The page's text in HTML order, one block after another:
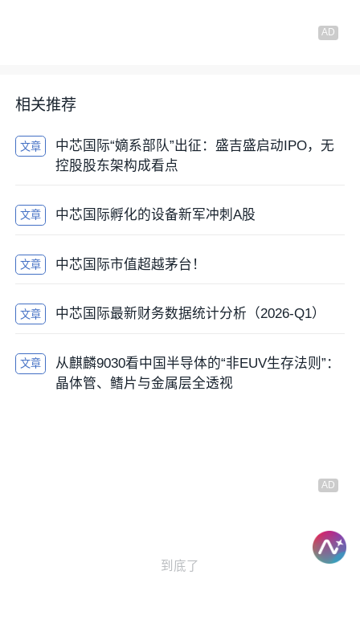
度量产，2023年将全产能生产。升级版3纳米制程将于
计将贡献中个数百分比（约4% -6%）营收，营收贡献
将高于5纳米制程量产第一年的贡献，客户产品设计定
如果中芯国际7nm制程还不能量产贡献收入，两者的
资本性支出方面，台积电和中芯国际比值相对稳定，
2019年-2022年的整体比值约为5。相比营业收入比值
10-11，两者差距相对小些。
相关推荐
文章
中芯国际“嫡系部队”出征：盛吉盛启动IPO，无
控股股东架构成看点
文章 中芯国际孵化的设备新军冲刺A股
文章 中芯国际市值超越茅台！
文章 中芯国际最新财务数据统计分析（2026-Q1）
文章
从麒麟9030看中国半导体的“非EUV生存法则”：
晶体管、鳍片与金属层全透视